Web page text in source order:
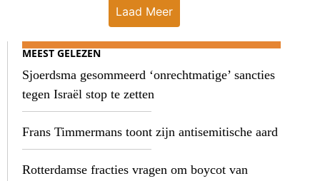
Laad Meer
MEEST GELEZEN
Sjoerdsma gesommeerd ‘onrechtmatige’ sancties
tegen Israël stop te zetten
Frans Timmermans toont zijn antisemitische aard
Rotterdamse fracties vragen om boycot van